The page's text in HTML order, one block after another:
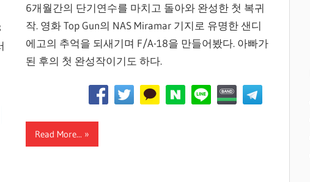
6개월간의 단기연수를 마치고 돌아와 완성한 첫 복귀
작. 영화 Top Gun의 NAS Miramar 기지로 유명한 샌디
에고의 추억을 되새기며 F/A-18을 만들어봤다. 아빠가
된 후의 첫 완성작이기도 하다.
Read More...